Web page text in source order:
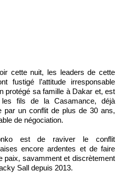
fustigé l’attitude irresponsable
protégé sa famille à Dakar et, est
fils de la Casamance, déjà
par un conflit de plus de 30 ans,
de négociation.
est de raviver le conflit
encore ardentes et de faire
paix, savamment et discrètement
Sall depuis 2013.